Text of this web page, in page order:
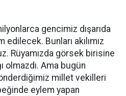
gencimiz dışarıda
Bunları akılımız
Rüyamızda görsek birisine
olmazdı. Ama bugün
millet vekilleri
eylem yapan